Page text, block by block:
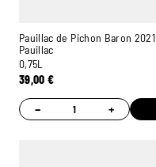
Pauillac de Pichon Baron 2021
Pauillac
0,75L
39,00€
− +